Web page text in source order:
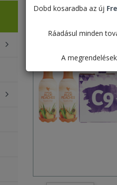
Dobd kosaradba az új
Ráadásul minden
A